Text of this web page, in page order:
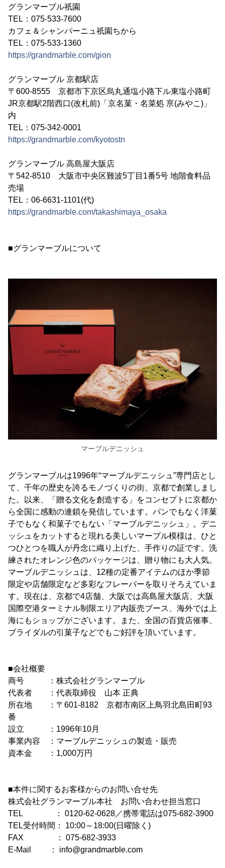
グランマーブル祇園
TEL：075-533-7600
カフェ＆シャンパーニュ祇園ちから
TEL：075-533-1360
https://grandmarble.com/gion
グランマーブル 京都駅店
〒600-8555 京都市下京区烏丸通塩小路下ル東塩小路町
JR京都駅2階西口(改札前)「京名菓・名菜処 亰(みやこ)」
内
TEL：075-342-0001
https://grandmarble.com/kyotostn
グランマーブル 高島屋大阪店
〒542-8510 大阪市中央区難波5丁目1番5号 地階食料品
売場
TEL：06-6631-1101(代)
https://grandmarble.com/takashimaya_osaka
■グランマーブルについて
マーブルデニッシュ
グランマーブルは1996年“マーブルデニッシュ”専門店とし
て、千年の歴史を誇るモノづくりの街、京都で創業しまし
た。以来、「贈る文化を創造する」をコンセプトに京都か
ら全国に感動の連鎖を発信しています。パンでもなく洋菓
子でもなく和菓子でもない「マーブルデニッシュ」。デニ
ッシュをカットすると現れる美しいマーブル模様は、ひと
つひとつを職人が丹念に織り上げた、手作りの証です。洗
練されたオレンジ色のパッケージは、贈り物にも大人気。
マーブルデニッシュは、12種の定番アイテムのほか季節
限定や店舗限定など多彩なフレーバーを取りそろえていま
す。現在は、京都で4店舗、大阪では高島屋大阪店、大阪
国際空港ターミナル制限エリア内販売ブース、海外では上
海にもショップがございます。また、全国の百貨店催事、
ブライダルの引菓子などでもご好評を頂いています。
■会社概要
商号 ：株式会社グランマーブル
代表者 ：代表取締役 山本 正典
所在地 ：〒601-8182 京都市南区上鳥羽北島田町93
番
設立 ：1996年10月
事業内容 ：マーブルデニッシュの製造・販売
資本金 ：1,000万円
■本件に関するお客様からのお問い合せ先
株式会社グランマーブル本社 お問い合わせ担当窓口
TEL ： 0120-62-0628／携帯電話は075-682-3900
TEL受付時間： 10:00～18:00(日曜除く)
FAX ： 075-682-3933
E-Mail ： info@grandmarble.com